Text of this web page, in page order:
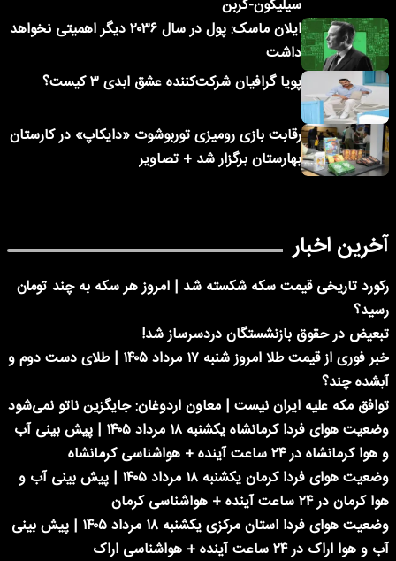
سیلیکون-کربن
ایلان ماسک: پول در سال ۲۰۳۶ دیگر اهمیتی نخواهد
داشت
پویا گرافیان شرکت‌کننده عشق ابدی ۳ کیست؟
رقابت بازی رومیزی توربوشوت «دایکاپ» در کارستان
بهارستان برگزار شد + تصاویر
آخرین اخبار
رکورد تاریخی قیمت سکه شکسته شد | امروز هر سکه به چند تومان
رسید؟
تبعیض در حقوق بازنشستگان دردسرساز شد!
خبر فوری از قیمت طلا امروز شنبه ۱۷ مرداد ۱۴۰۵ | طلای دست دوم و
آبشده چند؟
توافق مکه علیه ایران نیست | معاون اردوغان: جایگزین ناتو نمی‌شود
وضعیت هوای فردا کرمانشاه یکشنبه ۱۸ مرداد ۱۴۰۵ | پیش بینی آب
و هوا کرمانشاه در ۲۴ ساعت آینده + هواشناسی کرمانشاه
وضعیت هوای فردا کرمان یکشنبه ۱۸ مرداد ۱۴۰۵ | پیش بینی آب و
هوا کرمان در ۲۴ ساعت آینده + هواشناسی کرمان
وضعیت هوای فردا استان مرکزی یکشنبه ۱۸ مرداد ۱۴۰۵ | پیش بینی
آب و هوا اراک در ۲۴ ساعت آینده + هواشناسی اراک